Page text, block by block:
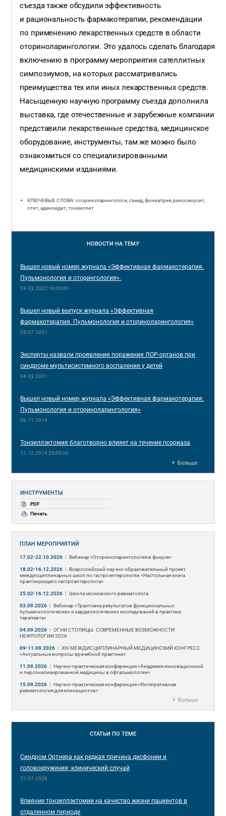
съезда также обсудили эффективность
и рациональность фармакотерапии, рекомендации
по применению лекарственных средств в области
оториноларингологии. Это удалось сделать благодаря
включению в программу мероприятия сателлитных
симпозиумов, на которых рассматривались
преимущества тех или иных лекарственных средств.
Насыщенную научную программу съезда дополнила
выставка, где отечественные и зарубежные компании
представили лекарственные средства, медицинское
оборудование, инструменты, там же можно было
ознакомиться со специализированными
медицинскими изданиями.
КЛЮЧЕВЫЕ СЛОВА: оториноларингологи, съезд, фониатрия, риносинусит,
отит, аденоидит, тонзиллит
НОВОСТИ НА ТЕМУ
Вышел новый номер журнала «Эффективная фармакотерапия.
Пульмонология и оторингология».
24.03.2022 16:00:00
Вышел новый выпуск журнала «Эффективная
фармакотерапия. Пульмонология и оториноларингология»
05.07.2021
Эксперты назвали проявления поражения ЛОР-органов при
синдроме мультисистемного воспаления у детей
04.03.2021
Вышел новый номер журнала «Эффективная фармакотерапия.
Пульмонология и оториноларингология»
06.11.2019
Тонзиллэктомия благотворно влияет на течение псориаза
17.12.2014 23:00:00
Больше
ИНСТРУМЕНТЫ
PDF
Печать
ПЛАН МЕРОПРИЯТИЙ
17.02-22.10.2026 | Вебинар «Оториноларингология в фокусе»
18.02-16.12.2026 | Всероссийский научно-образовательный проект
междисциплинарных школ по гастроэнтерологии «Настольная книга
практикующего гастроэнтеролога»
25.02-16.12.2026 | Школа московского ревматолога
03.09.2026 | Вебинар «Трактовка результатов функциональных
пульмонологических и кардиологических исследований в практике
терапевта»
04.09.2026 | ОГНИ СТОЛИЦЫ. СОВРЕМЕННЫЕ ВОЗМОЖНОСТИ
НЕФРОЛОГИИ 2026
09-11.09.2026 | ХIII МЕЖДИСЦИПЛИНАРНЫЙ МЕДИЦИНСКИЙ КОНГРЕСС
«Актуальные вопросы врачебной практики»
11.09.2026 | Научно-практическая конференция «Академия инновационной
и персонализированной медицины в офтальмологии»
15.09.2026 | Научно-практическая конференция «Интегративная
ревматология для клиницистов»
Больше
СТАТЬИ ПО ТЕМЕ
Синдром Ортнера как редкая причина дисфонии и
головокружения: клинический случай
27.07.2026
Влияние тонзиллэктомии на качество жизни пациентов в
отдаленном периоде